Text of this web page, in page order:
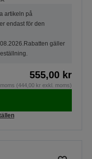
artikeln på
endast för den
gäller
555,00 kr
(444,00 kr exkl. moms)